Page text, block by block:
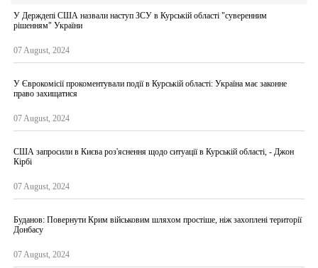
У Держдепі США назвали наступ ЗСУ в Курській області "суверенним
рішенням" України
07 August, 2024
У Єврокомісії прокоментували події в Курській області: Україна має законне
право захищатися
07 August, 2024
США запросили в Києва роз'яснення щодо ситуації в Курській області, - Джон
Кірбі
07 August, 2024
Буданов: Повернути Крим військовим шляхом простіше, ніж захоплені території
Донбасу
07 August, 2024